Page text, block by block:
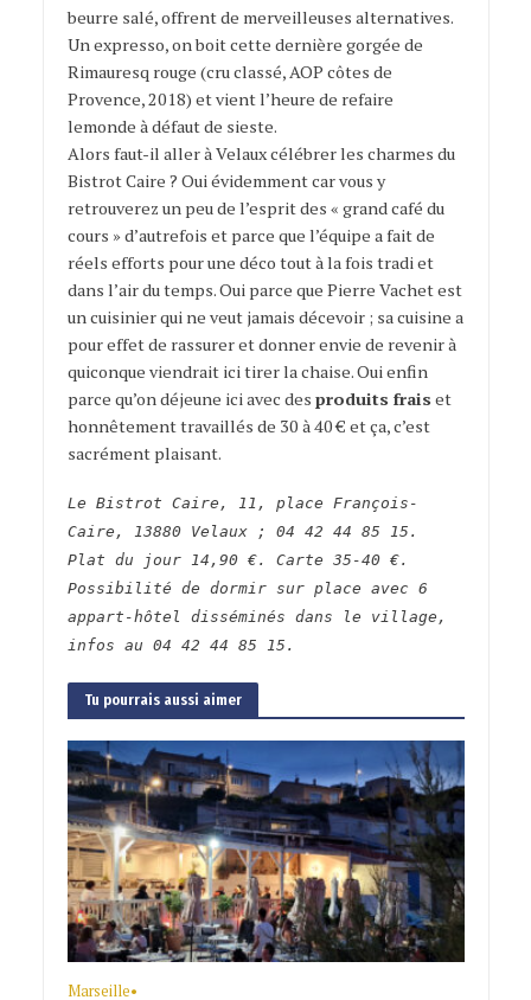
beurre salé, offrent de merveilleuses alternatives.
Un expresso, on boit cette dernière gorgée de
Rimauresq rouge (cru classé, AOP côtes de
Provence, 2018) et vient l’heure de refaire
lemonde à défaut de sieste.
Alors faut-il aller à Velaux célébrer les charmes du
Bistrot Caire ? Oui évidemment car vous y
retrouverez un peu de l’esprit des « grand café du
cours » d’autrefois et parce que l’équipe a fait de
réels efforts pour une déco tout à la fois tradi et
dans l’air du temps. Oui parce que Pierre Vachet est
un cuisinier qui ne veut jamais décevoir ; sa cuisine a
pour effet de rassurer et donner envie de revenir à
quiconque viendrait ici tirer la chaise. Oui enfin
parce qu’on déjeune ici avec des produits frais et
honnêtement travaillés de 30 à 40 € et ça, c’est
sacrément plaisant.
Le Bistrot Caire, 11, place François-
Caire, 13880 Velaux ; 04 42 44 85 15.
Plat du jour 14,90 €. Carte 35-40 €.
Possibilité de dormir sur place avec 6
appart-hôtel disséminés dans le village,
infos au 04 42 44 85 15.
Tu pourrais aussi aimer
Marseille•